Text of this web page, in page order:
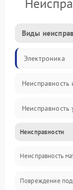
Виды
Электроника
Неисправность
Неисправность
Прочие
Неисправность
Неисправности
Неисправность
Повреждение